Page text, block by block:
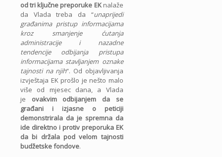
od tri ključne preporuke EK nalaže
da Vlada treba da “unaprijedi
građanima pristup informacijama
kroz smanjenje ćutanja
administracije i nazadne
tendencije odbijanja pristupa
informacijama stavljanjem oznake
tajnosti na njih“. Od objavljivanja
izvještaja EK prošlo je nešto malo
više od mjesec dana, a Vlada
je ovakvim odbijanjem da se
građani i izjasne o peticiji
demonstrirala da je spremna da
ide direktno i protiv preporuka EK
da bi držala pod velom tajnosti
budžetske fondove.